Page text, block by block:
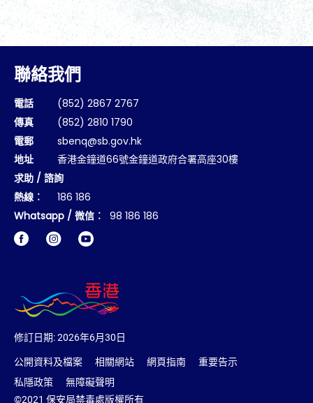
聯絡我們
電話
(852) 2867 2767
傳真
(852) 2810 1790
電郵
sbenq@sb.gov.hk
地址
香港金鐘道66號金鐘道政府合署高座30樓
求助 / 諮詢
熱線︰
186 186
Whatsapp / 微信︰ 98 186 186
FacebookInstagram
修訂日期:2026年6月30日
公開資料及檔案 相關網站 網頁指南
重要告示
私隱政策
無障礙聲明
©2021 保安局禁毒處版權所有